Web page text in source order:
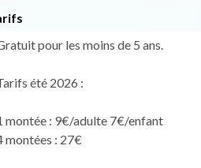
pour les moins de 5 ans.
été 2026 :
montée : 9€/adulte 7€/enfant
montées : 27€